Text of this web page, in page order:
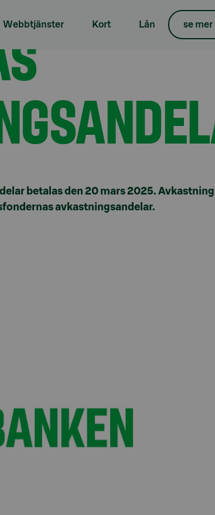
Webbtjänster Kort Lån se mer
betalas den 20 mars 2025.
avkastningsandelar.